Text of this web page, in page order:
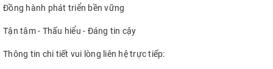
Đồng hành phát triển bền vững
Tận tâm - Thấu hiểu - Đáng tin cậy
Thông tin chi tiết vui lòng liên hệ trực tiếp: